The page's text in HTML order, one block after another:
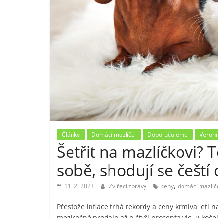
Články Domácí mazlíčci Doporučujeme
Šetřit na mazlíčkovi?
sobě, shodují se čeští
11. 2. 2023 Zvířecí zprávy ceny, domácí
Přestože inflace trhá rekordy a ceny krmiva letí